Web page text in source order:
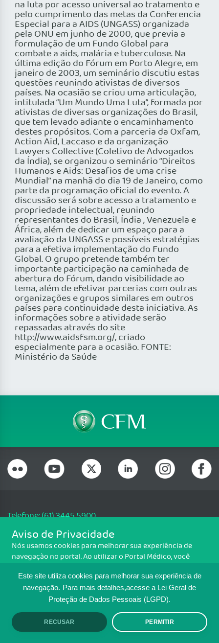
Este site utiliza cookies para melhorar sua experiência de
navegação. Para mais detalhes,acesse a Lei Geral de
Proteção de Dados Pessoais (LGPD).
RECUSAR PERMITIR
na luta por acesso universal ao tratamento e
pelo cumprimento das metas da Conferencia
Especial para a AIDS (UNGASS) organizada
pela ONU em junho de 2000, que previa a
formulação de um Fundo Global para
combate a aids, malária e tuberculose. Na
última edição do Fórum em Porto Alegre, em
janeiro de 2003, um seminário discutiu estas
questões reunindo ativistas de diversos
países. Na ocasião se criou uma articulação,
intitulada “Um Mundo Uma Luta”, formada por
ativistas de diversas organizações do Brasil,
que tem levado adiante o encaminhamento
destes propósitos. Com a parceria da Oxfam,
Action Aid, Laccaso e da organização
Lawyers Collective (Coletivo de Advogados
da Índia), se organizou o seminário “Direitos
Humanos e Aids: Desafios de uma crise
Mundial” na manhã do dia 19 de Janeiro, como
parte da programação oficial do evento. A
discussão será sobre acesso a tratamento e
propriedade intelectual, reunindo
representantes do Brasil, Índia , Venezuela e
África, além de dedicar um espaço para a
avaliação da UNGASS e possíveis estratégias
para a efetiva implementação do Fundo
Global. O grupo pretende também ter
importante participação na caminhada de
abertura do Fórum, dando visibilidade ao
tema, além de efetivar parcerias com outras
organizações e grupos similares em outros
países para continuidade desta iniciativa. As
informações sobre a atividade serão
repassadas através do site
http://www.aidsfsm.org/, criado
especialmente para a ocasião. FONTE:
Ministério da Saúde
Telefone: (61) 3445 5900
Email: cfm@portalmedico.org.br
SGAS 616, Conjunto D, Lote 115, L2 Sul, Brasília/DF - CEP: 70200-760 -
CNPJ: 33.583.550/0001-30
MAPA DO SITE
TRANSPARÊNCIA E PRESTAÇÃO DE
CONTAS
Aviso de Privacidade
Nós usamos cookies para melhorar sua experiência de
navegação no portal. Ao utilizar o Portal Médico, você
Para ter mais informações sobre como isso é feito, acesse
Política de cookies. Se você concorda, clique em ACEITO.
ACEITO